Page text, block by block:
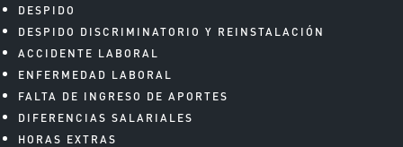
DESPIDO
DESPIDO DISCRIMINATORIO Y REINSTALACIÓN
ACCIDENTE LABORAL
ENFERMEDAD LABORAL
FALTA DE INGRESO DE APORTES
DIFERENCIAS SALARIALES
HORAS EXTRAS